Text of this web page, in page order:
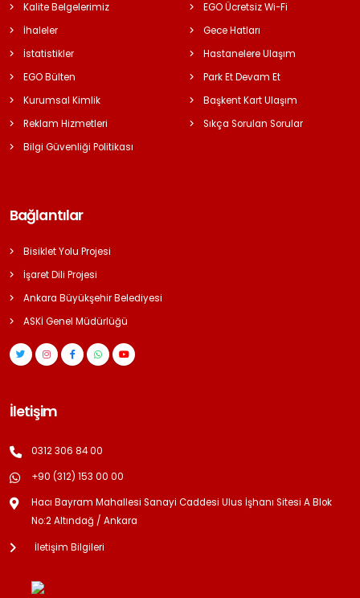
Kalite Belgelerimiz
İhaleler
İstatistikler
EGO Bülten
Kurumsal Kimlik
Reklam Hizmetleri
Bilgi Güvenliği Politikası
EGO Ücretsiz Wi-Fi
Gece Hatları
Hastanelere Ulaşım
Park Et Devam Et
Başkent Kart Ulaşım
Sıkça Sorulan Sorular
Bağlantılar
Bisiklet Yolu Projesi
İşaret Dili Projesi
Ankara Büyükşehir Belediyesi
ASKİ Genel Müdürlüğü
İletişim
0312 306 84 00
+90 (312) 153 00 00
Hacı Bayram Mahallesi Sanayi Caddesi Ulus İşhanı Sitesi A Blok
No:2 Altındağ / Ankara
İletişim Bilgileri